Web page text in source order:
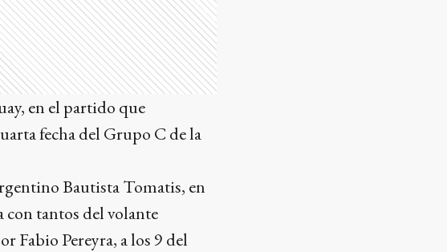
en el partido que
fecha del Grupo C de la
Bautista Tomatis, en
tantos del volante
Fabio Pereyra, a los 9 del